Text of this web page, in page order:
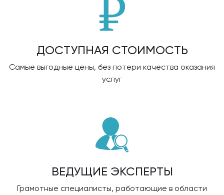
ДОСТУПНАЯ СТОИМОСТЬ
Самые выгодные цены, без потери качества оказания
услуг
ВЕДУЩИЕ ЭКСПЕРТЫ
Грамотные специалисты, работающие в области